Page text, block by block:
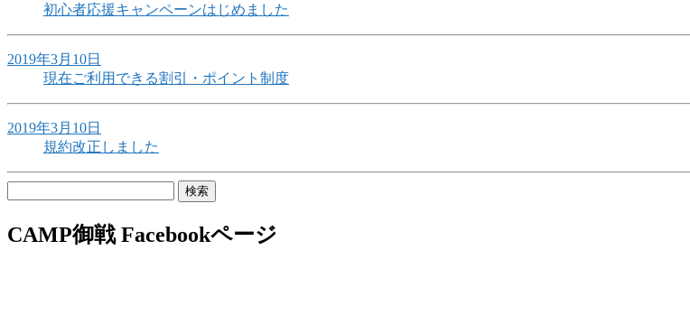
初心者応援キャンペーンはじめました
2019年3月10日
現在ご利用できる割引・ポイント制度
2019年3月10日
規約改正しました
CAMP御戦 Facebookページ